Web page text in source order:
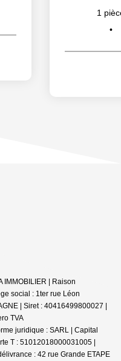
1
IMMOBILIER | Raison
social : 1ter rue Léon
| Siret : 40416499800027 |
TVA
juridique : SARL | Capital
T : 51012018000031005 |
: 42 rue Grande ETAPE